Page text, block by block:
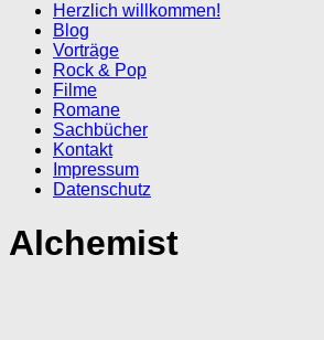
Herzlich willkommen!
Blog
Vorträge
Rock & Pop
Filme
Romane
Sachbücher
Kontakt
Impressum
Datenschutz
Alchemist